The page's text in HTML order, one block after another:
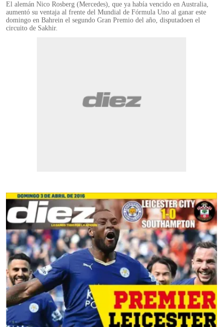
El alemán Nico Rosberg (Mercedes), que ya había vencido en Australia,
aumentó su ventaja al frente del Mundial de Fórmula Uno al ganar este
domingo en Bahrein el segundo Gran Premio del año, disputadoen el
circuito de Sakhir.